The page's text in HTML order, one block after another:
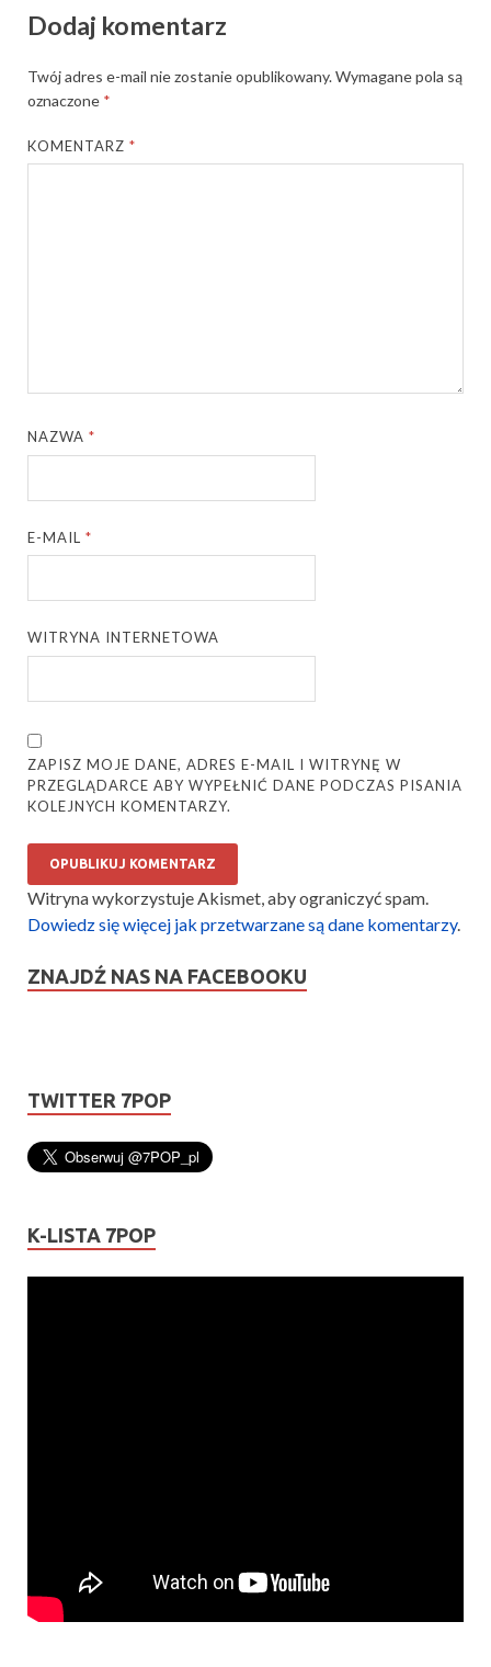
Dodaj komentarz
Twój adres e-mail nie zostanie opublikowany.Wymagane pola są
oznaczone *
KOMENTARZ*
NAZWA*
E-MAIL*
WITRYNA INTERNETOWA
ZAPISZ MOJE DANE, ADRES E-MAIL I WITRYNĘ W
PRZEGLĄDARCE ABY WYPEŁNIĆ DANE PODCZAS PISANIA
KOLEJNYCH KOMENTARZY.
Witryna wykorzystuje Akismet, aby ograniczyć spam.
Dowiedz się więcej jak przetwarzane są dane komentarzy.
ZNAJDŹ NAS NA FACEBOOKU
TWITTER 7POP
K-LISTA 7POP